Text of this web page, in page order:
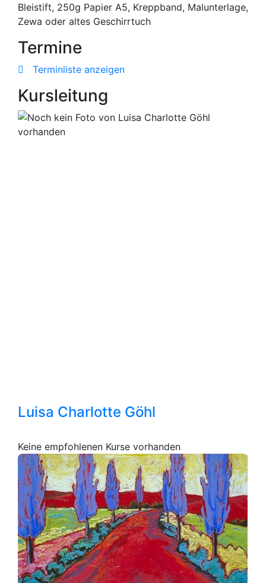
Bleistift, 250g Papier A5, Kreppband, Malunterlage,
Zewa oder altes Geschirrtuch
Termine
Terminliste anzeigen
Kursleitung
Luisa Charlotte Göhl
Keine empfohlenen Kurse vorhanden